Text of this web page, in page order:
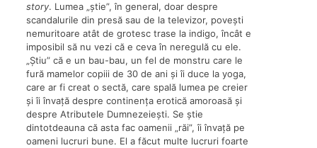
story. Lumea „știe”, în general, doar despre
scandalurile din presă sau de la televizor, povești
nemuritoare atât de grotesc trase la indigo, încât e
imposibil să nu vezi că e ceva în neregulă cu ele.
„Știu” că e un bau-bau, un fel de monstru care le
fură mamelor copiii de 30 de ani și îi duce la yoga,
care ar fi creat o sectă, care spală lumea pe creier
și îi învață despre continența erotică amoroasă și
despre Atributele Dumnezeiești. Se știe
dintotdeauna că asta fac oamenii „răi”, îi învață pe
oameni lucruri bune. El a făcut multe lucruri foarte